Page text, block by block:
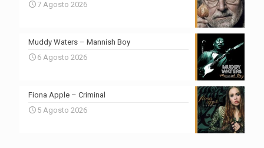
7 Agosto 2026
Muddy Waters – Mannish Boy
6 Agosto 2026
Fiona Apple – Criminal
5 Agosto 2026